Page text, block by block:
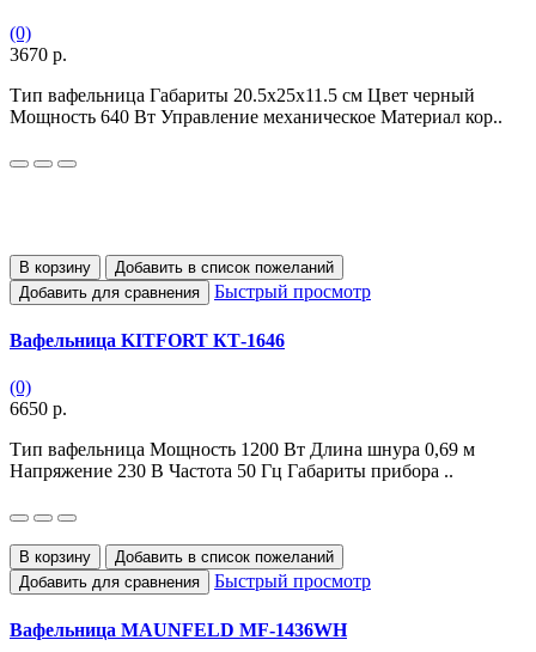
(0)
3670 р.
Тип вафельница Габариты 20.5x25x11.5 см Цвет черный
Мощность 640 Вт Управление механическое Материал кор..
В корзину
Добавить в список пожеланий
Добавить для сравнения
Быстрый просмотр
Вафельница KITFORT КТ-1646
(0)
6650 р.
Тип вафельница Мощность 1200 Вт Длина шнура 0,69 м
Напряжение 230 В Частота 50 Гц Габариты прибора ..
В корзину
Добавить в список пожеланий
Добавить для сравнения
Быстрый просмотр
Вафельница MAUNFELD MF-1436WH